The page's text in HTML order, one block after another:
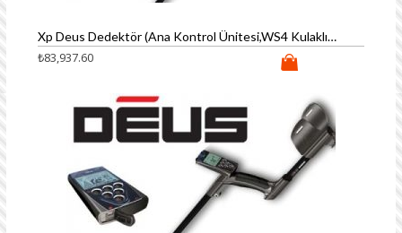
Xp Deus Dedektör (Ana Kontrol Ünitesi,WS4 Kulaklık ve 28cm Başlık FULL PAKET)
₺83,937.60